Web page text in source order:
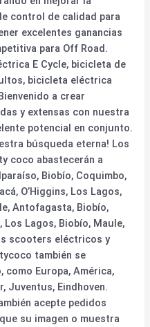
control de calidad para
excelentes ganancias
para Off Road.
E Cycle, bicicleta de
bicicleta eléctrica
a crear
y extensas con nuestra
potencial en conjunto.
búsqueda eterna! Los
coco abastecerán a
Biobío, Coquimbo,
O’Higgins, Los Lagos,
Antofagasta, Biobío,
Los Lagos, Biobío, Maule,
scooters eléctricos y
también se
Europa, América,
Juventus, Eindhoven.
acepte pedidos
su imagen o muestra